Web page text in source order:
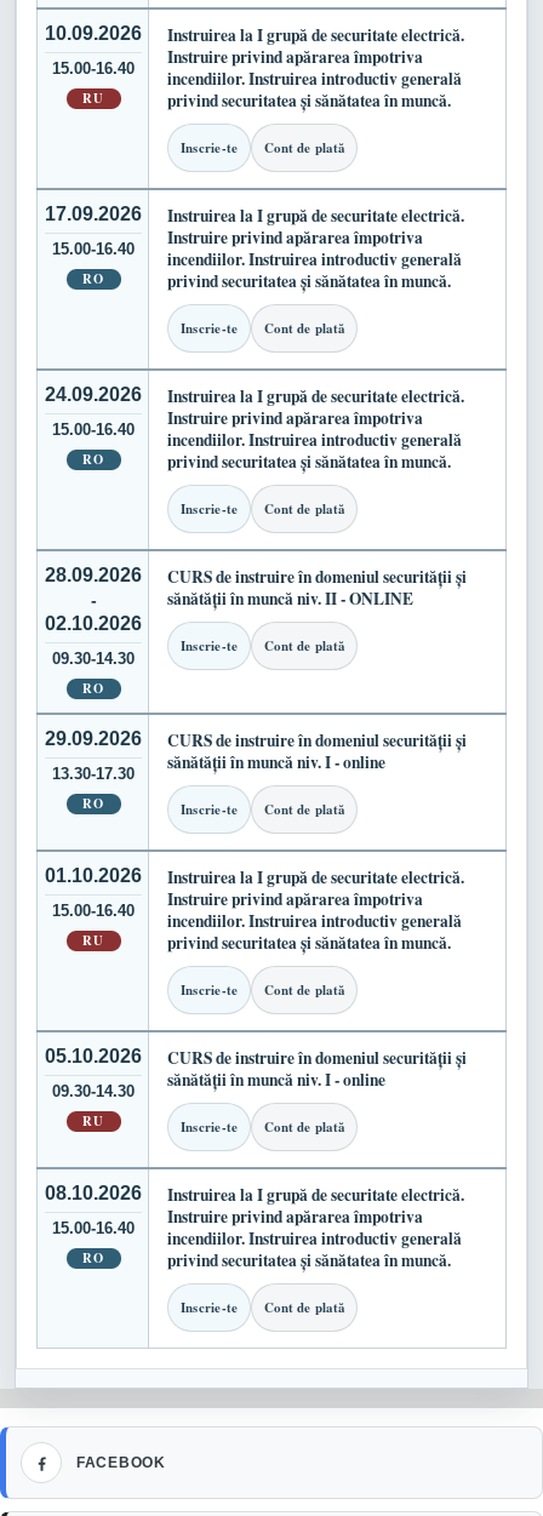
10.09.2026
15.00-16.40
RU
Instruirea la I grupă de securitate electrică.
Instruire privind apărarea împotriva
incendiilor. Instruirea introductiv generală
privind securitatea și sănătatea în muncă.
Inscrie-te Cont de plată
17.09.2026
15.00-16.40
RO
Instruirea la I grupă de securitate electrică.
Instruire privind apărarea împotriva
incendiilor. Instruirea introductiv generală
privind securitatea și sănătatea în muncă.
Inscrie-te Cont de plată
24.09.2026
15.00-16.40
RO
Instruirea la I grupă de securitate electrică.
Instruire privind apărarea împotriva
incendiilor. Instruirea introductiv generală
privind securitatea și sănătatea în muncă.
Inscrie-te Cont de plată
28.09.2026
-
02.10.2026
09.30-14.30
RO
CURS de instruire în domeniul securității și
sănătății în muncă niv. II - ONLINE
Inscrie-te Cont de plată
29.09.2026
13.30-17.30
RO
CURS de instruire în domeniul securității și
sănătății în muncă niv. I - online
Inscrie-te Cont de plată
01.10.2026
15.00-16.40
RU
Instruirea la I grupă de securitate electrică.
Instruire privind apărarea împotriva
incendiilor. Instruirea introductiv generală
privind securitatea și sănătatea în muncă.
Inscrie-te Cont de plată
05.10.2026
09.30-14.30
RU
CURS de instruire în domeniul securității și
sănătății în muncă niv. I - online
Inscrie-te Cont de plată
08.10.2026
15.00-16.40
RO
Instruirea la I grupă de securitate electrică.
Instruire privind apărarea împotriva
incendiilor. Instruirea introductiv generală
privind securitatea și sănătatea în muncă.
Inscrie-te Cont de plată
FACEBOOK
Facebook